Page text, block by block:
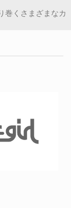
巻くさまざまなカ